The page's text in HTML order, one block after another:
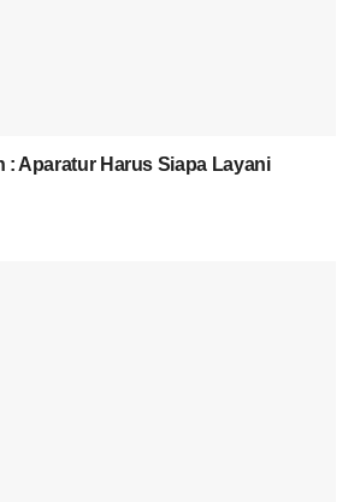
: Aparatur Harus Siapa Layani